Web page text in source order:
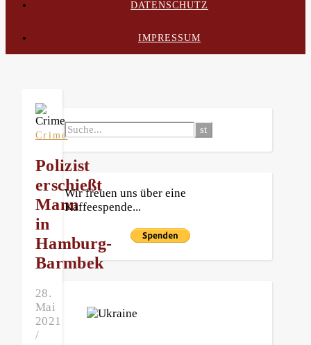
DATENSCHUTZ
IMPRESSUM
Crime
Polizist
erschießt
Mann
in
Hamburg-
Barmbek
28.
Mai
2021
/
Wir freuen uns über eine
Kaffeespende...